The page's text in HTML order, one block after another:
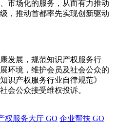
市场化的服务，从而有力推动
，推动首都率先实现创新驱动
发展，规范知识产权服务行
环境，维护会员及社会公众的
识产权服务行业自律规范》
公众接受维权投诉。
权服务大厅 GO 企业帮扶 GO